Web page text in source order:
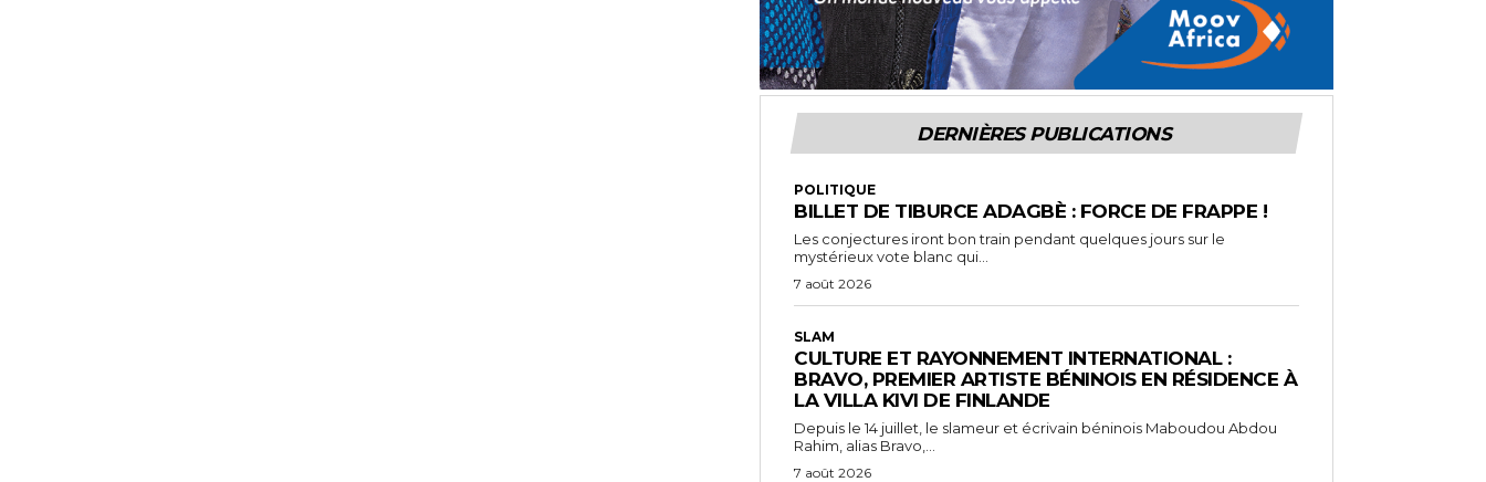
DERNIÈRES PUBLICATIONS
POLITIQUE
BILLET DE TIBURCE ADAGBÈ : FORCE DE FRAPPE !
Les conjectures iront bon train pendant quelques jours sur le
mystérieux vote blanc qui...
7 août 2026
SLAM
CULTURE ET RAYONNEMENT INTERNATIONAL :
BRAVO, PREMIER ARTISTE BÉNINOIS EN RÉSIDENCE À
LA VILLA KIVI DE FINLANDE
Depuis le 14 juillet, le slameur et écrivain béninois Maboudou Abdou
Rahim, alias Bravo,...
7 août 2026